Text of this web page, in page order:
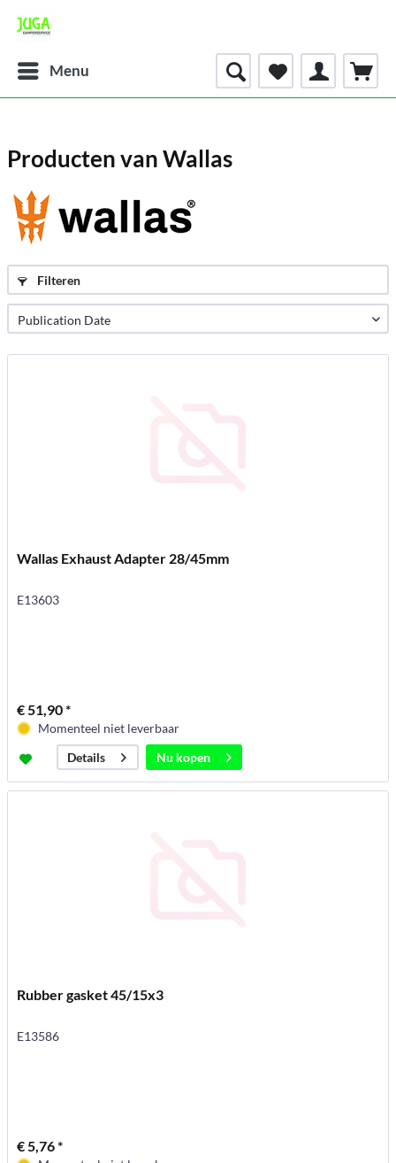
Menu
Producten van Wallas
Filteren
Wallas Exhaust Adapter 28/45mm
E13603
€ 51,90 *
Momenteel niet leverbaar
Details
Nu kopen
Rubber gasket 45/15x3
E13586
€ 5,76 *